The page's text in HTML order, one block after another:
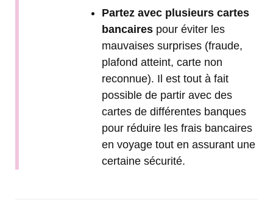
Partez avec plusieurs cartes
bancaires pour éviter les
mauvaises surprises (fraude,
plafond atteint, carte non
reconnue). Il est tout à fait
possible de partir avec des
cartes de différentes banques
pour réduire les frais bancaires
en voyage tout en assurant une
certaine sécurité.